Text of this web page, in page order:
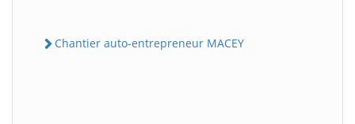
Chantier auto-entrepreneur MACEY